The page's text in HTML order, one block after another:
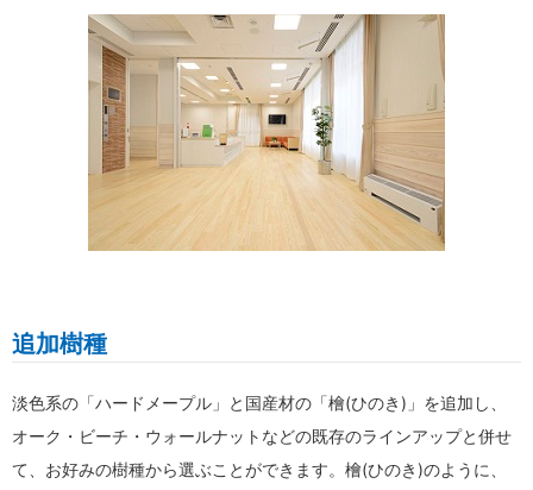
追加樹種
淡色系の「ハードメープル」と国産材の「檜(ひのき)」を追加し、
オーク・ビーチ・ウォールナットなどの既存のラインアップと併せ
て、お好みの樹種から選ぶことができます。檜(ひのき)のように、